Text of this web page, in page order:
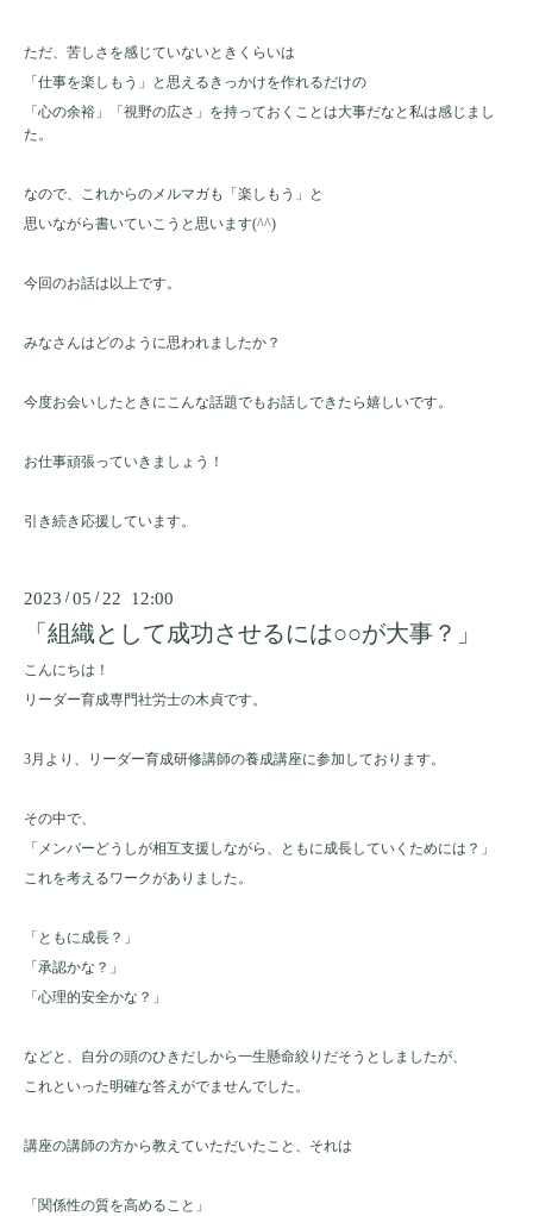
ただ、苦しさを感じていないときくらいは
「仕事を楽しもう」と思えるきっかけを作れるだけの
「心の余裕」「視野の広さ」を持っておくことは大事だなと私は感じまし
た。
なので、これからのメルマガも「楽しもう」と
思いながら書いていこうと思います(^^)
今回のお話は以上です。
みなさんはどのように思われましたか？
今度お会いしたときにこんな話題でもお話しできたら嬉しいです。
お仕事頑張っていきましょう！
引き続き応援しています。
2023 /05 / 22 12:00
「組織として成功させるには○○が大事？」
こんにちは！
リーダー育成専門社労士の木貞です。
3月より、リーダー育成研修講師の養成講座に参加しております。
その中で、
「メンバーどうしが相互支援しながら、ともに成長していくためには？」
これを考えるワークがありました。
「ともに成長？」
「承認かな？」
「心理的安全かな？」
などと、自分の頭のひきだしから一生懸命絞りだそうとしましたが、
これといった明確な答えがでませんでした。
講座の講師の方から教えていただいたこと、それは
「関係性の質を高めること」